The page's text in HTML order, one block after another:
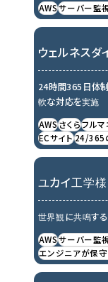
AWSサーバー監
ウェルネス
24時間365日体制
軟な対応を実施
AWSさくらフル
ECサイト24/365
ユカイ工学様
世界観に共鳴す
AWSサーバー監
エンジニアが保